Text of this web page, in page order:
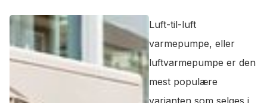
Luft-til-luft
varmepumpe, eller
luftvarmepumpe er den
mest populære
varianten som selges i